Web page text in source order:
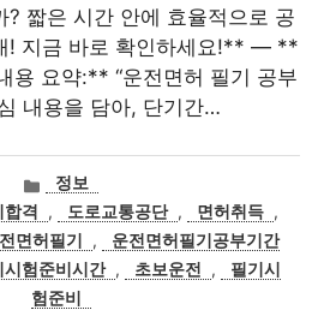
? 짧은 시간 안에 효율적으로 공
! 지금 바로 확인하세요!** — **
요약:** “운전면허 필기 공부
내용을 담아, 단기간…
카
고
리
정보
합격 , 도로교통공단 , 면허취득 ,
면허필기 ,
운전면허필기공부기간
시험준비시간 , 초보운전 ,
필기시
험준비